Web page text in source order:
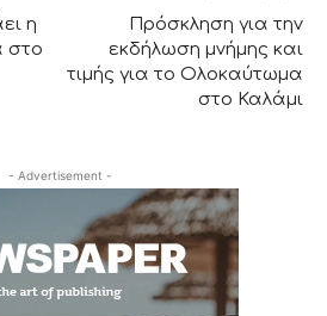
η
στο
Πρόσκληση για την
εκδήλωση μνήμης και
τιμής για το Ολοκαύτωμα
στο Καλάμι
- Advertisement -